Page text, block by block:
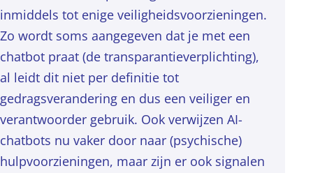
inmiddels tot enige veiligheidsvoorzieningen.
Zo wordt soms aangegeven dat je met een
chatbot praat (de transparantieverplichting),
al leidt dit niet per definitie tot
gedragsverandering en dus een veiliger en
verantwoorder gebruik. Ook verwijzen AI-
chatbots nu vaker door naar (psychische)
hulpvoorzieningen, maar zijn er ook signalen